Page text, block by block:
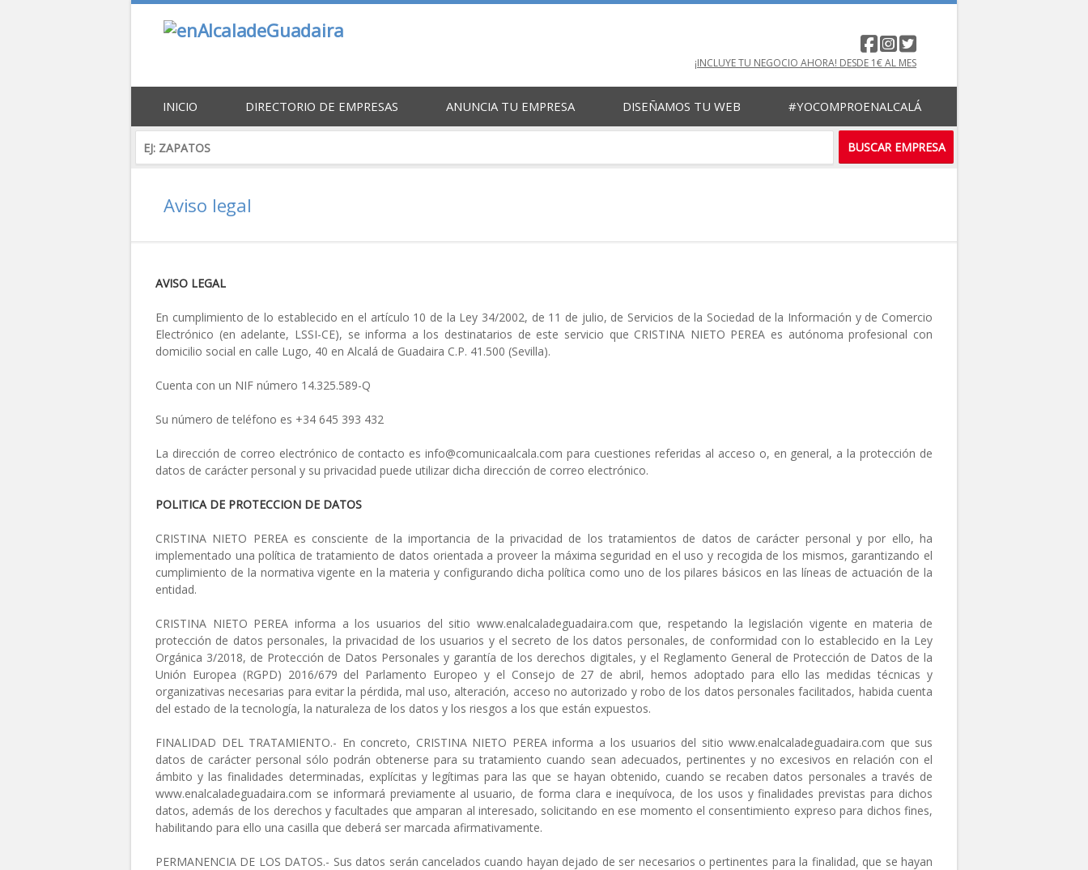
¡INCLUYE TU NEGOCIO AHORA! DESDE 1€ AL MES
INICIO DIRECTORIO DE EMPRESAS ANUNCIA TU EMPRESA DISEÑAMOS TU WEB #YOCOMPROENALCALÁ
Aviso legal
AVISO LEGAL
En cumplimiento de lo establecido en el artículo 10 de la Ley 34/2002, de 11 de julio, de Servicios de la Sociedad de la Información y de Comercio
Electrónico (en adelante, LSSI-CE), se informa a los destinatarios de este servicio que CRISTINA NIETO PEREA es autónoma profesional con
domicilio social en calle Lugo, 40 en Alcalá de Guadaira C.P. 41.500 (Sevilla).
Cuenta con un NIF número 14.325.589-Q
Su número de teléfono es +34 645 393 432
La dirección de correo electrónico de contacto esinfo@comunicaalcala.com para cuestiones referidas al acceso o, en general, a la protección de
datos de carácter personal y su privacidad puede utilizar dicha dirección de correo electrónico.
POLITICA DE PROTECCION DE DATOS
CRISTINA NIETO PEREA es consciente de la importancia de la privacidad de los tratamientos de datos de carácter personal y por ello, ha
implementado una política de tratamiento de datos orientada a proveer la máxima seguridad en el uso y recogida de los mismos, garantizando el
cumplimiento de la normativa vigente en la materia y configurando dicha política como uno de los pilares básicos en las líneas de actuación de la
entidad.
CRISTINA NIETO PEREA informa a los usuarios del sitio www.enalcaladeguadaira.com que, respetando la legislación vigente en materia de
protección de datos personales, la privacidad de los usuarios y el secreto de los datos personales, de conformidad con lo establecido en la Ley
Orgánica 3/2018, de Protección de Datos Personales y garantía de los derechos digitales, y el Reglamento General de Protección de Datos de la
Unión Europea (RGPD) 2016/679 del Parlamento Europeo y el Consejo de 27 de abril, hemos adoptado para ello las medidas técnicas y
organizativas necesarias para evitar la pérdida, mal uso, alteración, acceso no autorizado y robo de los datos personales facilitados, habida cuenta
del estado de la tecnología, la naturaleza de los datos y los riesgos a los que están expuestos.
FINALIDAD DEL TRATAMIENTO.- En concreto, CRISTINA NIETO PEREA informa a los usuarios del sitio www.enalcaladeguadaira.com que sus
datos de carácter personal sólo podrán obtenerse para su tratamiento cuando sean adecuados, pertinentes y no excesivos en relación con el
ámbito y las finalidades determinadas, explícitas y legítimas para las que se hayan obtenido, cuando se recaben datos personales a través de
www.enalcaladeguadaira.com se informará previamente al usuario, de forma clara e inequívoca, de los usos y finalidades previstas para dichos
datos, además de los derechos y facultades que amparan al interesado, solicitando en ese momento el consentimiento expreso para dichos fines,
habilitando para ello una casilla que deberá ser marcada afirmativamente.
PERMANENCIA DE LOS DATOS.- Sus datos serán cancelados cuando hayan dejado de ser necesarios o pertinentes para la finalidad, que se hayan